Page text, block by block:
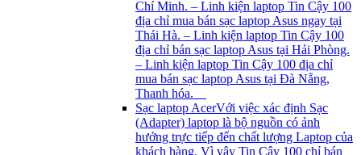
Chí Minh. – Linh kiện laptop Tin Cậy 100
địa chỉ mua bán sạc laptop Asus ngay tại
Thái Hà. – Linh kiện laptop Tin Cậy 100
địa chỉ bán sạc laptop Asus tại Hải Phòng.
– Linh kiện laptop Tin Cậy 100 địa chỉ
mua bán sạc laptop Asus tại Đà Nẵng,
Thanh hóa.
Sạc laptop AcerVới việc xác định Sạc
(Adapter) laptop là bộ nguồn có ảnh
hưởng trực tiếp đến chất lượng Laptop của
khách hàng. Vì vậy Tin Cậy 100 chỉ bán